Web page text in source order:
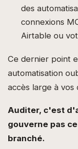
des
connexions
Airtable ou
Ce dernier point
automatisation
accès large à vos
Auditer, c'est
gouverne pas
branché.